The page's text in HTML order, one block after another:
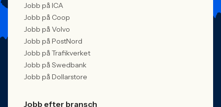
Jobb på ICA
Jobb på Coop
Jobb på Volvo
Jobb på PostNord
Jobb på Trafikverket
Jobb på Swedbank
Jobb på Dollarstore
Jobb efter bransch